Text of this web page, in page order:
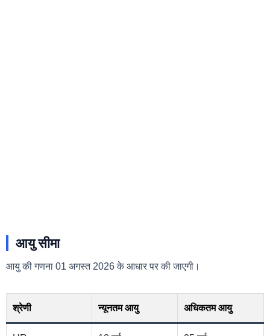
आयु सीमा
आयु की गणना 01 अगस्त 2026 के आधार पर की जाएगी।
श्रेणी न्यूनतम आयु अधिकतम आयु